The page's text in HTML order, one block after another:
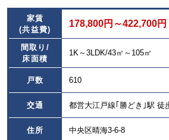
す。
家賃
(共益費)
178,800円～422,700円
間取り/
床面積
1K～3LDK/43㎡～105㎡
戸数 610
交通 都営大江戸線｢勝どき｣駅 徒
住所 中央区晴海3-6-8